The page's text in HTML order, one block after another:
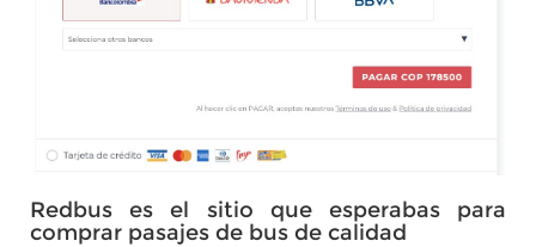
Redbus es el sitio que esperabas para
comprar pasajes de bus de calidad